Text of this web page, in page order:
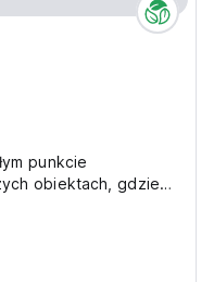
punkcie
obiektach, gdzie